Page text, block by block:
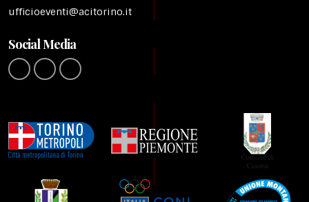
ufficioeventi@acitorino.it
Social Media